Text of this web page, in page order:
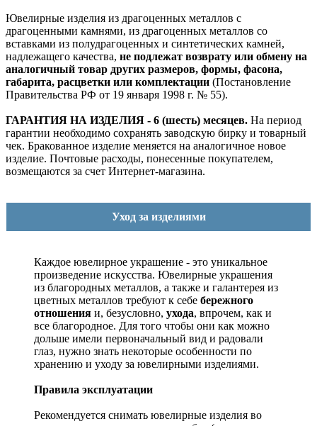
Ювелирные изделия из драгоценных металлов с
драгоценными камнями, из драгоценных металлов со
вставками из полудрагоценных и синтетических камней,
надлежащего качества, не подлежат возврату или обмену на
аналогичный товар других размеров, формы, фасона,
габарита, расцветки или комплектации (Постановление
Правительства РФ от 19 января 1998 г. № 55).
ГАРАНТИЯ НА ИЗДЕЛИЯ - 6 (шесть) месяцев. На период
гарантии необходимо сохранять заводскую бирку и товарный
чек. Бракованное изделие меняется на аналогичное новое
изделие. Почтовые расходы, понесенные покупателем,
возмещаются за счет Интернет-магазина.
Уход за изделиями
Каждое ювелирное украшение - это уникальное
произведение искусства. Ювелирные украшения
из благородных металлов, а также и галантерея из
цветных металлов требуют к себе бережного
отношения и, безусловно, ухода, впрочем, как и
все благородное. Для того чтобы они как можно
дольше имели первоначальный вид и радовали
глаз, нужно знать некоторые особенности по
хранению и уходу за ювелирными изделиями.
Правила эксплуатации
Рекомендуется снимать ювелирные изделия во